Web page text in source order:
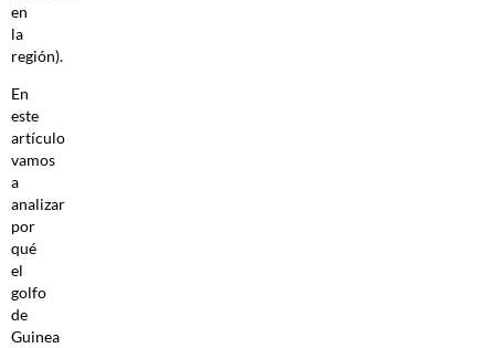
en
la
región).
En
este
artículo
vamos
a
analizar
por
qué
el
golfo
de
Guinea